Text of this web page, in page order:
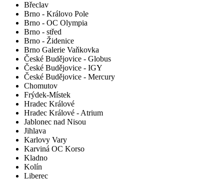
Břeclav
Brno - Královo Pole
Brno - OC Olympia
Brno - střed
Brno - Židenice
Brno Galerie Vaňkovka
České Budějovice - Globus
České Budějovice - IGY
České Budějovice - Mercury
Chomutov
Frýdek-Místek
Hradec Králové
Hradec Králové - Atrium
Jablonec nad Nisou
Jihlava
Karlovy Vary
Karviná OC Korso
Kladno
Kolín
Liberec